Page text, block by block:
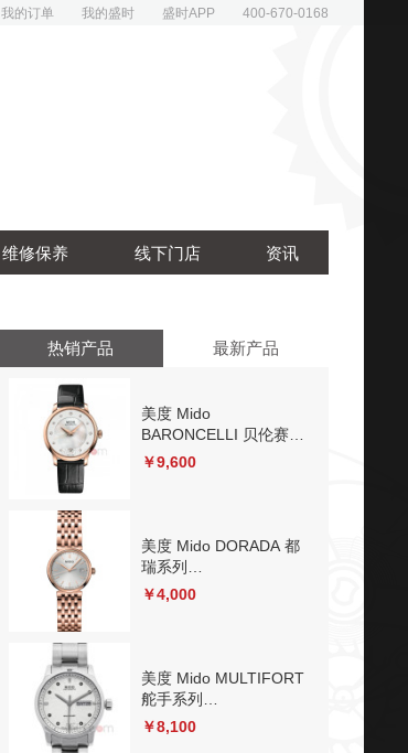
我的订单 我的盛时 盛时APP 400-670-0168
维修保养 线下门店 资讯
热销产品 最新产品
美度 Mido
BARONCELLI 贝伦赛丽
系列
￥9,600
美度 Mido DORADA 都
瑞系列
M033.210.33.031.00 石
￥4,000
美度 Mido MULTIFORT
舵手系列
M005.830.11.036.02 机
￥8,100